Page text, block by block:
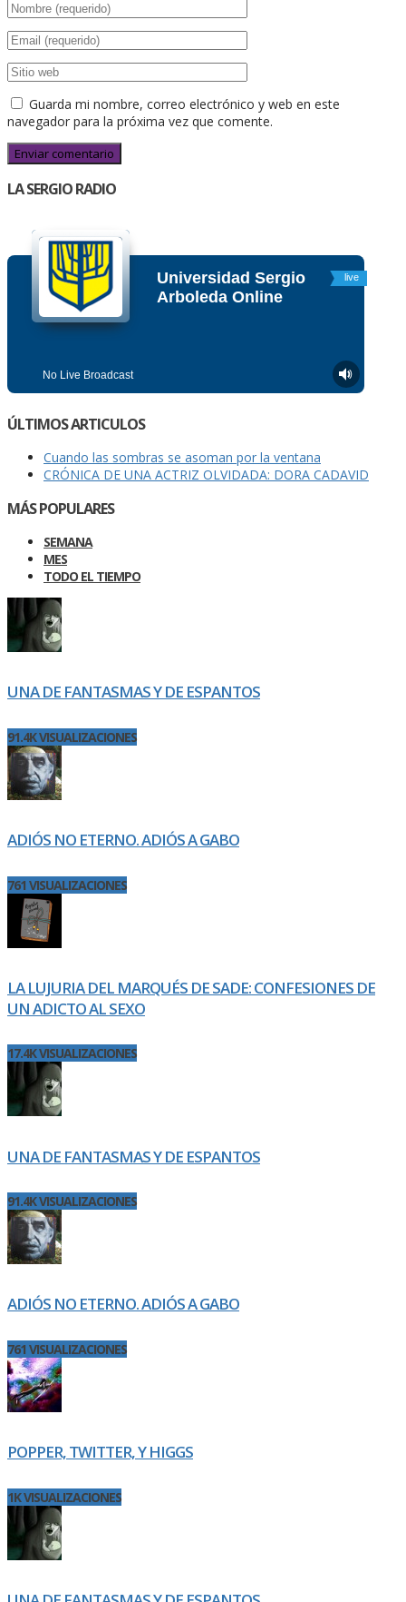
Guarda mi nombre, correo electrónico y web en este
navegador para la próxima vez que comente.
LA SERGIO RADIO
ÚLTIMOS ARTICULOS
Cuando las sombras se asoman por la ventana
CRÓNICA DE UNA ACTRIZ OLVIDADA: DORA CADAVID
MÁS POPULARES
SEMANA
MES
TODO EL TIEMPO
UNA DE FANTASMAS Y DE ESPANTOS
91.4K VISUALIZACIONES
ADIÓS NO ETERNO. ADIÓS A GABO
761 VISUALIZACIONES
LA LUJURIA DEL MARQUÉS DE SADE: CONFESIONES DE
UN ADICTO AL SEXO
17.4K VISUALIZACIONES
UNA DE FANTASMAS Y DE ESPANTOS
91.4K VISUALIZACIONES
ADIÓS NO ETERNO. ADIÓS A GABO
761 VISUALIZACIONES
POPPER, TWITTER, Y HIGGS
1K VISUALIZACIONES